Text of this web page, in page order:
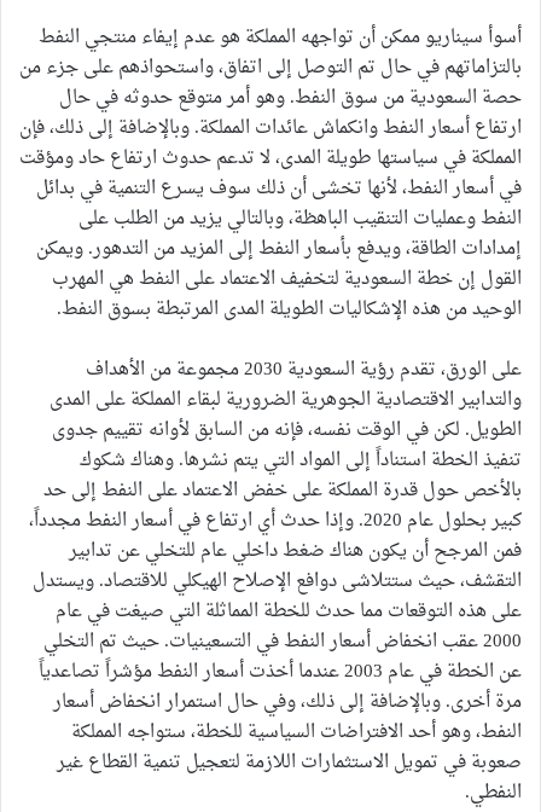
أسوأ سيناريو ممكن أن تواجهه المملكة هو عدم إيفاء منتجي النفط
بالتزاماتهم في حال تم التوصل إلى اتفاق، واستحواذهم على جزء من
حصة السعودية من سوق النفط. وهو أمر متوقع حدوثه في حال
ارتفاع أسعار النفط وانكماش عائدات المملكة. وبالإضافة إلى ذلك، فإن
المملكة في سياستها طويلة المدى، لا تدعم حدوث ارتفاع حاد ومؤقت
في أسعار النفط، لأنها تخشى أن ذلك سوف يسرع التنمية في بدائل
النفط وعمليات التنقيب الباهظة، وبالتالي يزيد من الطلب على
إمدادات الطاقة، ويدفع بأسعار النفط إلى المزيد من التدهور. ويمكن
القول إن خطة السعودية لتخفيف الاعتماد على النفط هي المهرب
الوحيد من هذه الإشكاليات الطويلة المدى المرتبطة بسوق النفط.
على الورق، تقدم رؤية السعودية 2030 مجموعة من الأهداف
والتدابير الاقتصادية الجوهرية الضرورية لبقاء المملكة على المدى
الطويل. لكن في الوقت نفسه، فإنه من السابق لأوانه تقييم جدوى
تنفيذ الخطة استناداً إلى المواد التي يتم نشرها. وهناك شكوك
بالأخص حول قدرة المملكة على خفض الاعتماد على النفط إلى حد
كبير بحلول عام 2020. وإذا حدث أي ارتفاع في أسعار النفط مجدداً،
فمن المرجح أن يكون هناك ضغط داخلي عام للتخلي عن تدابير
التقشف، حيث ستتلاشى دوافع الإصلاح الهيكلي للاقتصاد. ويستدل
على هذه التوقعات مما حدث للخطة المماثلة التي صيغت في عام
2000 عقب انخفاض أسعار النفط في التسعينيات. حيث تم التخلي
عن الخطة في عام 2003 عندما أخذت أسعار النفط مؤشراً تصاعدياً
مرة أخرى. وبالإضافة إلى ذلك، وفي حال استمرار انخفاض أسعار
النفط، وهو أحد الافتراضات السياسية للخطة، ستواجه المملكة
صعوبة في تمويل الاستثمارات اللازمة لتعجيل تنمية القطاع غير
النفطي.